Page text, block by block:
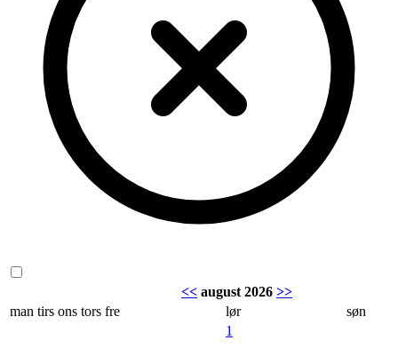
<< august 2026 >>
man tirs ons tors fre lør søn
1